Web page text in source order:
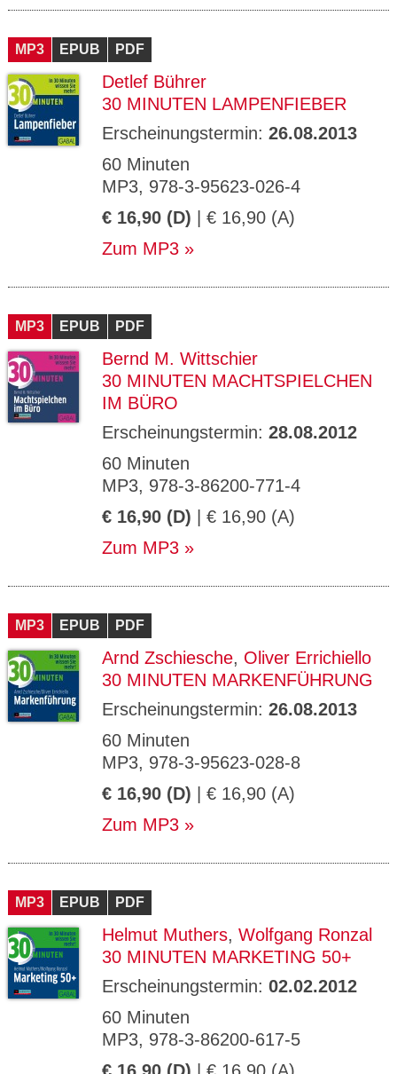
MP3 EPUB PDF
Detlef Bührer
30 MINUTEN LAMPENFIEBER
Erscheinungstermin: 26.08.2013
60 Minuten
MP3, 978-3-95623-026-4
€ 16,90 (D) | € 16,90 (A)
Zum MP3
MP3 EPUB PDF
Bernd M. Wittschier
30 MINUTEN MACHTSPIELCHEN
IM BÜRO
Erscheinungstermin: 28.08.2012
60 Minuten
MP3, 978-3-86200-771-4
€ 16,90 (D) | € 16,90 (A)
Zum MP3
MP3 EPUB PDF
Arnd Zschiesche, Oliver Errichiello
30 MINUTEN MARKENFÜHRUNG
Erscheinungstermin: 26.08.2013
60 Minuten
MP3, 978-3-95623-028-8
€ 16,90 (D) | € 16,90 (A)
Zum MP3
MP3 EPUB PDF
Helmut Muthers, Wolfgang Ronzal
30 MINUTEN MARKETING 50+
Erscheinungstermin: 02.02.2012
60 Minuten
MP3, 978-3-86200-617-5